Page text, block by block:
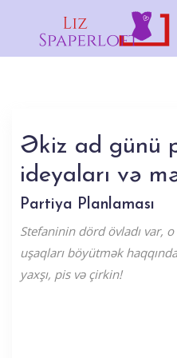
Əkiz ad günü
ideyaları və
Partiya Planlaması
Stefaninin dörd övladı var,
uşaqları böyütmək
yaxşı, pis və çirkin!